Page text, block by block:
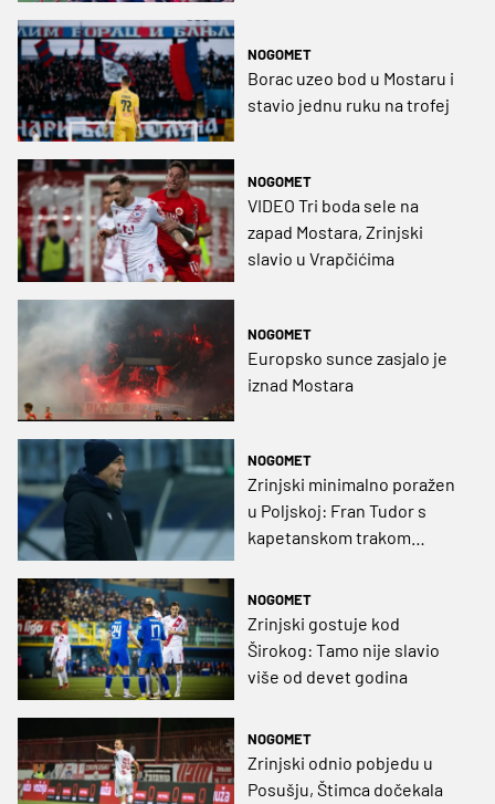
NOGOMET
Borac uzeo bod u Mostaru i
stavio jednu ruku na trofej
NOGOMET
VIDEO Tri boda sele na
zapad Mostara, Zrinjski
slavio u Vrapčićima
NOGOMET
Europsko sunce zasjalo je
iznad Mostara
NOGOMET
Zrinjski minimalno poražen
u Poljskoj: Fran Tudor s
kapetanskom trakom
NOGOMET
Zrinjski gostuje kod
Širokog: Tamo nije slavio
više od devet godina
NOGOMET
Zrinjski odnio pobjedu u
Posušju, Štimca dočekala